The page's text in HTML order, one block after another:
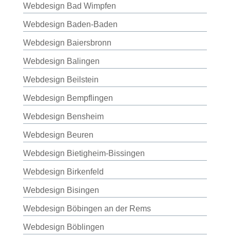
Webdesign Bad Wimpfen
Webdesign Baden-Baden
Webdesign Baiersbronn
Webdesign Balingen
Webdesign Beilstein
Webdesign Bempflingen
Webdesign Bensheim
Webdesign Beuren
Webdesign Bietigheim-Bissingen
Webdesign Birkenfeld
Webdesign Bisingen
Webdesign Böbingen an der Rems
Webdesign Böblingen